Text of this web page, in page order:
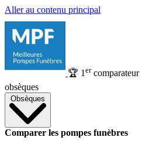
Aller au contenu principal
🏆 1 ercomparateur
obsèques
Obsèques
Comparer les pompes funèbres